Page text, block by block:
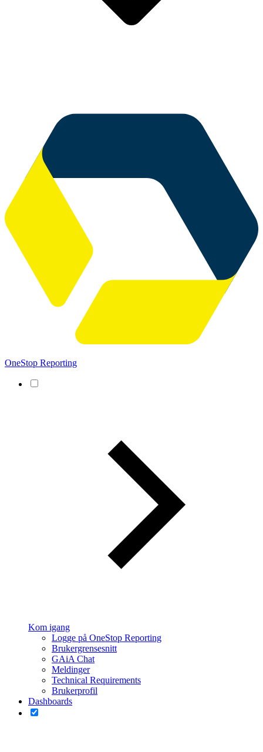
OneStop Reporting
Kom igang
Logge på OneStop Reporting
Brukergrensesnitt
GAiA Chat
Meldinger
Technical Requirements
Brukerprofil
Dashboards